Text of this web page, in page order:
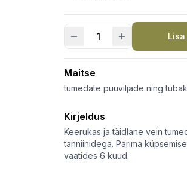
Classico
Riserva
DOCG
kogus
Maitse
tumedate puuviljade ning
Kirjeldus
Keerukas ja täidlane vein
tanniinidega. Parima
vaatides 6 kuud.